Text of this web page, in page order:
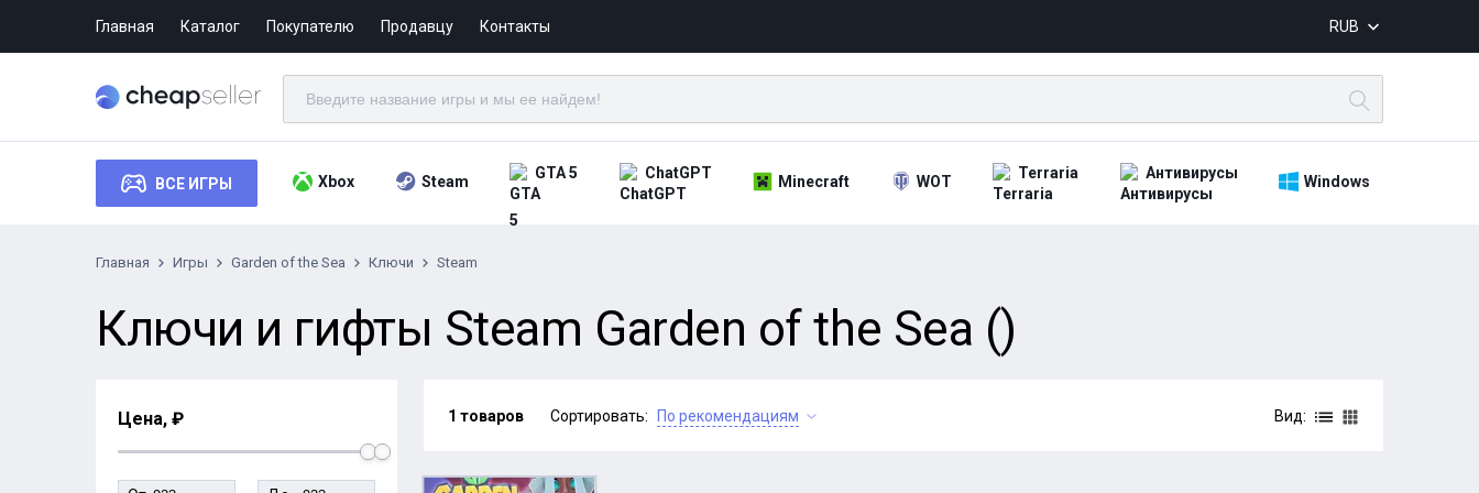
Главная Каталог Покупателю Продавцу Контакты RUB
ВСЕ ИГРЫ Xbox Steam GTA 5 ChatGPT Minecraft WOT Terraria Антивирусы Windows
Главная Игры Garden of the Sea Ключи Steam
Ключи и гифты Steam Garden of the Sea ()
Цена, ₽ 1 товаров Сортировать: По рекомендациям Вид: